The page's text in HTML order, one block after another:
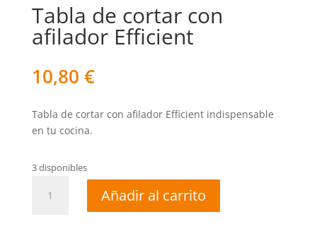
Tabla de cortar con
afilador Efficient
10,80 €
Tabla de cortar con afilador Efficient indispensable
en tu cocina.
3 disponibles
Añadir al carrito